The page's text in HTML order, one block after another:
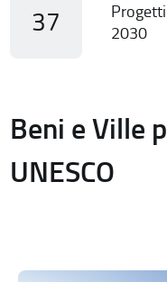
37
2030
Beni e Ville
UNESCO